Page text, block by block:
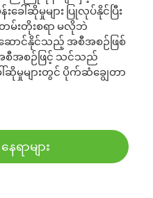
ခေါ်ဆိုမှုများ ပြုလုပ်နိုင်ပြီး
းတိုးစရာ မလိုဘဲ
ောင်နိုင်သည့် အစီအစဉ်ဖြစ်
စီအစဉ်ဖြင့် သင်သည်
ါ်ဆိုမှုများတွင် ပိုက်ဆံချွေတာ
ရာများ